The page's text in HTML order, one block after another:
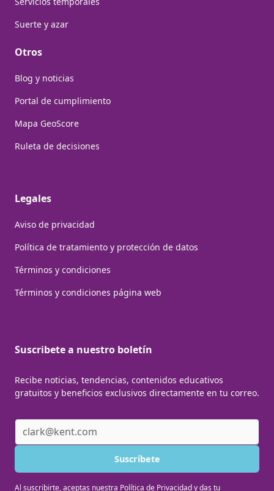
Suerte y azar
Otros
Blog y noticias
Portal de cumplimiento
Mapa GeoScore
Ruleta de decisiones
Legales
Aviso de privacidad
Política de tratamiento y protección de datos
Términos y condiciones
Términos y condiciones página web
Suscribete a nuestro boletín
Recibe noticias, tendencias, contenidos educativos
gratuitos y beneficios exclusivos directamente en tu correo.
Al suscribirte, aceptas nuestra Política de Privacidad y das tu